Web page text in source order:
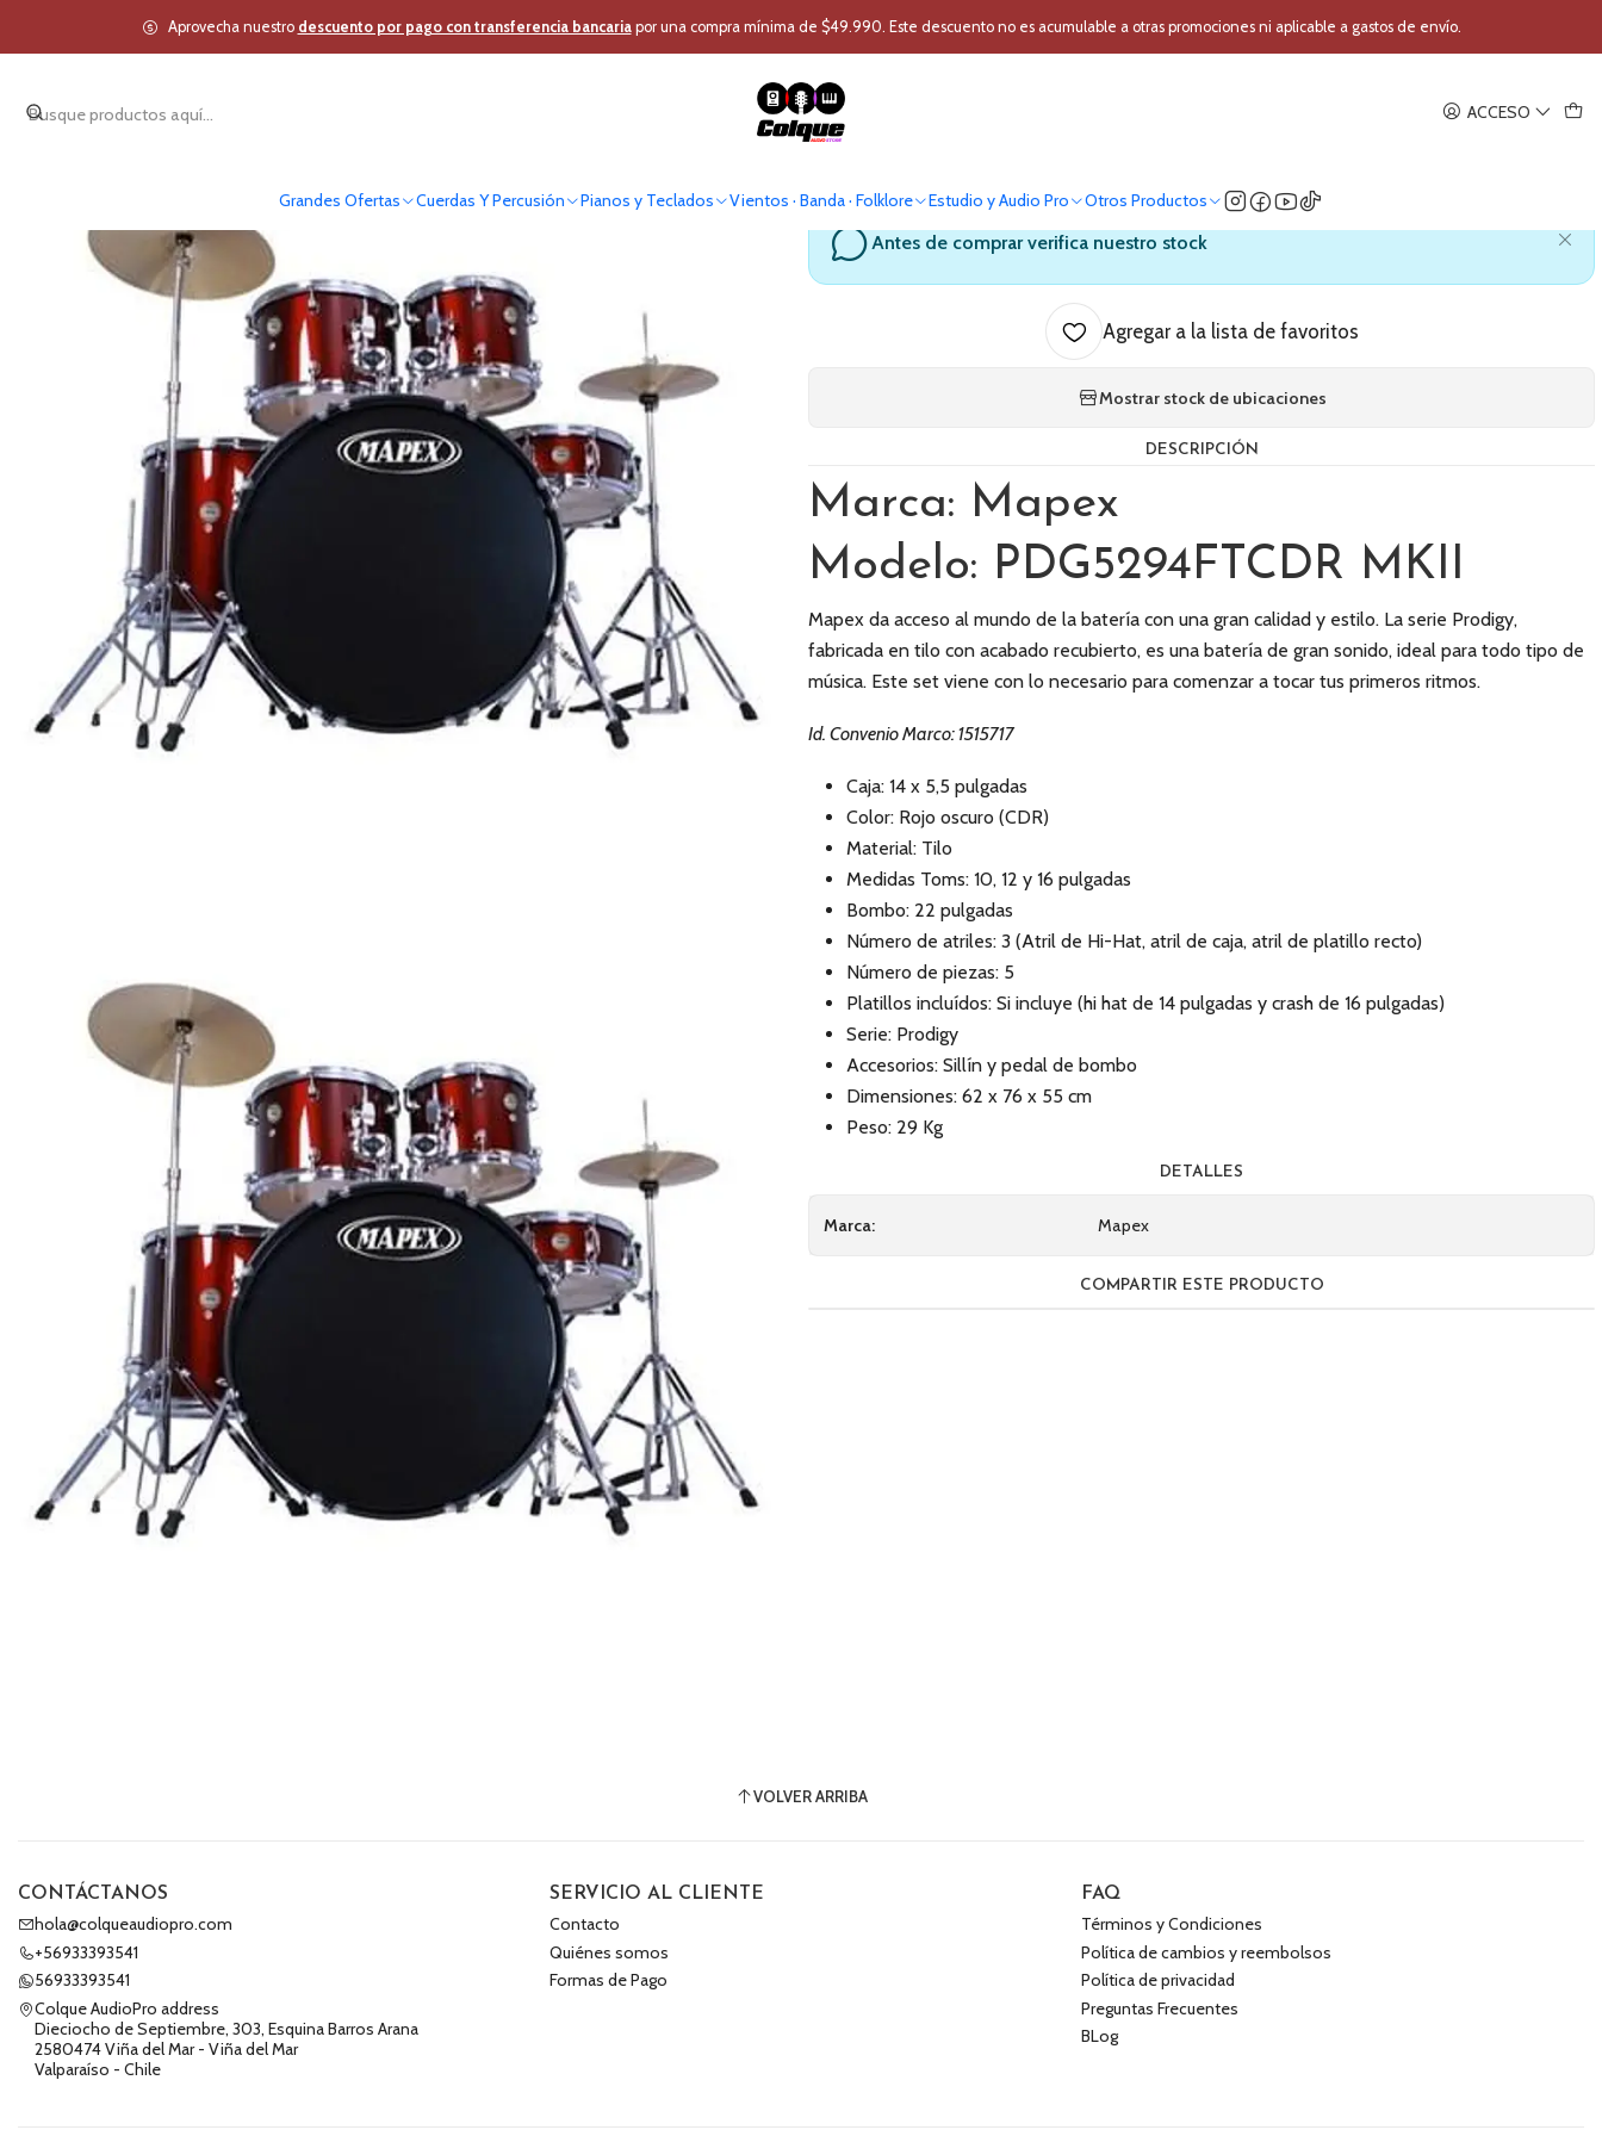
ACCESO
Grandes Ofertas Cuerdas Y Percusión Pianos y Teclados Vientos · Banda · Folklore Estudio y Audio Pro Otros Productos
Aprovecha nuestro descuento por pago con transferencia bancariapor una compra mínima de $49.990. Este descuento no es acumulable a otras promociones ni aplicable a gastos de envío.
Inicio Cuerdas Y Percusión Instrumentos Percusión Baterias Acusticas Bateria 5 Piezas Mapex PDG5294FTCDR MKII
Bateria 5 Piezas Mapex PDG5294FTCDR
Antes de comprar verifica nuestro stock
Agregar a la lista de favoritos
Mostrar stock de ubicaciones
DESCRIPCIÓN
Marca: Mapex
Modelo: PDG5294FTCDR MKII
Mapex da acceso al mundo de la batería con una gran calidad y estilo. La serie Prodigy,
fabricada en tilo con acabado recubierto, es una batería de gran sonido, ideal para todo tipo de
música. Este set viene con lo necesario para comenzar a tocar tus primeros ritmos.
Id. Convenio Marco: 1515717
Caja: 14 x 5,5 pulgadas
Color: Rojo oscuro (CDR)
Material: Tilo
Medidas Toms: 10, 12 y 16 pulgadas
Bombo: 22 pulgadas
Número de atriles: 3 (Atril de Hi-Hat, atril de caja, atril de platillo recto)
Número de piezas: 5
Platillos incluídos: Si incluye (hi hat de 14 pulgadas y crash de 16 pulgadas)
Serie: Prodigy
Accesorios: Sillín y pedal de bombo
Dimensiones: 62 x 76 x 55 cm
Peso: 29 Kg
DETALLES
Marca: Mapex
COMPARTIR ESTE PRODUCTO
VOLVER ARRIBA
CONTÁCTANOS
hola@colqueaudiopro.com
+56933393541
56933393541
Colque AudioPro address
Dieciocho de Septiembre, 303, Esquina Barros Arana
2580474 Viña del Mar - Viña del Mar
Valparaíso - Chile
SERVICIO AL CLIENTE
Contacto
Quiénes somos
Formas de Pago
FAQ
Términos y Condiciones
Política de cambios y reembolsos
Política de privacidad
Preguntas Frecuentes
BLog